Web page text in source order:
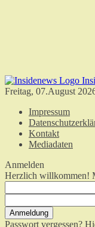
Freitag, 07.August
Impressum
Kontakt
Mediadaten
Anmelden
Herzlich willkommen!
Passwort vergessen?